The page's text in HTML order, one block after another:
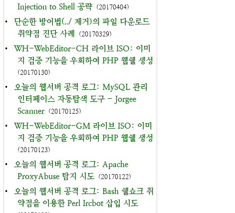
Injection to Shell 공략 (20170404)
•
단순한 방어법(../ 제거)의 파일 다운로드
취약점 진단 사례
(20170329)
•
WH-WebEditor-CH 라이브 ISO: 이미
지 검증 기능을 우회하여 PHP 웹쉘 생성
(20170130)
•
오늘의 웹서버 공격 로그: MySQL 관리
인터페이스 자동탐색 도구 - Jorgee
Scanner (20170125)
•
WH-WebEditor-GM 라이브 ISO: 이미
지 검증 기능을 우회하여 PHP 웹쉘 생성
(20170123)
•
오늘의 웹서버 공격 로그: Apache
ProxyAbuse 탐지 시도 (20170122)
•
오늘의 웹서버 공격 로그: Bash 쉘쇼크 취
약점을 이용한 Perl Ircbot 삽입 시도